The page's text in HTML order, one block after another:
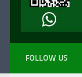
FOLLOW US